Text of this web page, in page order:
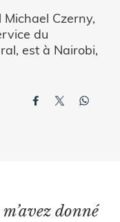
Czerny,
du
est à Nairobi,
donné